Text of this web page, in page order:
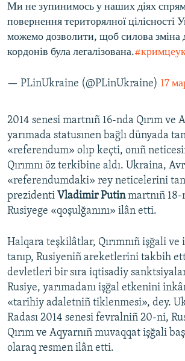
Ми не зупинимось у наших діях
повернення територялної цілісності
можемо дозволити, щоб силова зміна
кордонів була легалізована.
— PLinUkraine (@PLinUkraine) 17
2014 senesi martnıñ 16-nda Qırım ve
yarımada statusınen bağlı dünyada
«referendum» olıp keçti, onıñ
Qırımnı öz terkibine aldı. Ukraina,
«referendumdaki» rey neticelerini
prezidenti Vladimir Putinmartnıñ 18-
Rusiyege «qoşulğanını» ilân etti.
Halqara teşkilâtlar, Qırımnıñ işğali ve
tanıp, Rusiyeniñ areketlerini takbih
devletleri bir sıra iqtisadiy
Rusiye, yarımadanı işğal etkenini
«tarihiy adaletniñ tiklenmesi», dey.
Radası 2014 senesi fevralniñ 20-ni,
Qırım ve Aqyarnıñ muvaqqat işğali
olaraq resmen ilân etti.